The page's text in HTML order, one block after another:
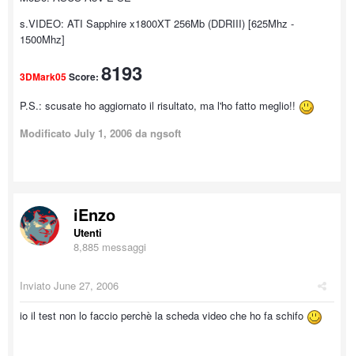
s.VIDEO: ATI Sapphire x1800XT 256Mb (DDRIII) [625Mhz -
1500Mhz]
3DMark05Score: 8193
P.S.: scusate ho aggiornato il risultato, ma l'ho fatto meglio!!
Modificato July 1, 2006 da ngsoft
iEnzo
Utenti
8,885 messaggi
Inviato June 27, 2006
io il test non lo faccio perchè la scheda video che ho fa schifo